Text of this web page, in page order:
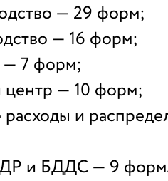
— 29 форм;
— 16 форм;
— 7 форм;
центр — 10 форм;
и
и БДДС — 9